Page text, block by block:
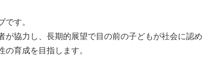
す。
協力し、長期的展望で目の前の子どもが社会に認
育成を目指します。